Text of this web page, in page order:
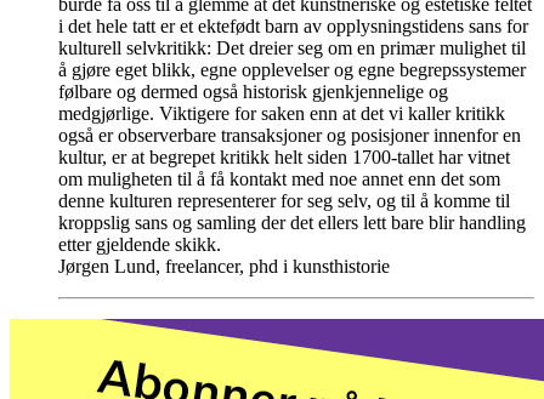
burde få oss til å glemme at det kunstneriske og estetiske feltet
i det hele tatt er et ektefødt barn av opplysningstidens sans for
kulturell selvkritikk: Det dreier seg om en primær mulighet til
å gjøre eget blikk, egne opplevelser og egne begrepssystemer
følbare og dermed også historisk gjenkjennelige og
medgjørlige. Viktigere for saken enn at det vi kaller kritikk
også er observerbare transaksjoner og posisjoner innenfor en
kultur, er at begrepet kritikk helt siden 1700-tallet har vitnet
om muligheten til å få kontakt med noe annet enn det som
denne kulturen representerer for seg selv, og til å komme til
kroppslig sans og samling der det ellers lett bare blir handling
etter gjeldende skikk.
Jørgen Lund, freelancer, phd i kunsthistorie